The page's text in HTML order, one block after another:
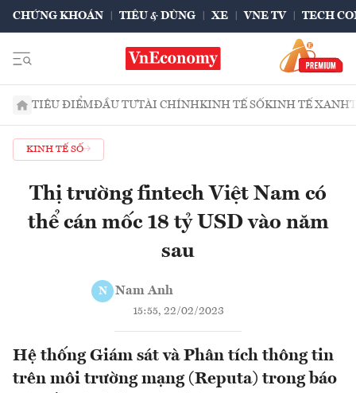
CHỨNG KHOÁN TIÊU & DÙNG XE VNE TV TECH
TIÊU ĐIỂMĐẦU TƯTÀI CHÍNHKINH TẾ SỐKINH TẾ XANH
KINH TẾ SỐ
Thị trường fintech Việt Nam có
thể cán mốc 18 tỷ USD vào năm
sau
N Nam Anh
15:55, 22/02/2023
Hệ thống Giám sát và Phân tích thông tin
trên môi trường mạng (Reputa) trong báo